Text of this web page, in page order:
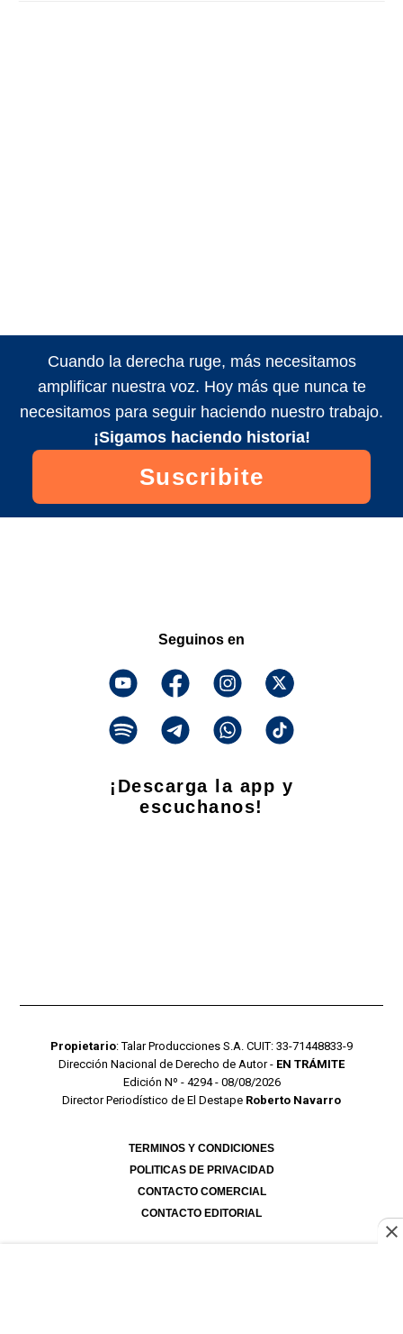
Cuando la derecha ruge, más necesitamos
amplificar nuestra voz. Hoy más que nunca te
necesitamos para seguir haciendo nuestro trabajo.
¡Sigamos haciendo historia!
Suscribite
Seguinos en
¡Descarga la app y
escuchanos!
Propietario: Talar Producciones S.A. CUIT: 33-71448833-9
Dirección Nacional de Derecho de Autor - EN TRÁMITE
Edición Nº - 4294 - 08/08/2026
Director Periodístico de El Destape Roberto Navarro
TERMINOS Y CONDICIONES
POLITICAS DE PRIVACIDAD
CONTACTO COMERCIAL
CONTACTO EDITORIAL